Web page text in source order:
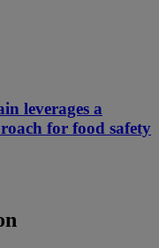
leverages a
for food safety